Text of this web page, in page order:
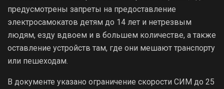
предусмотрены запреты на предоставление
электросамокатов детям до 14 лет и нетрезвым
людям, езду вдвоем и в большем количестве, а также
оставление устройств там, где они мешают транспорту
или пешеходам.
В документе указано ограничение скорости СИМ до 25